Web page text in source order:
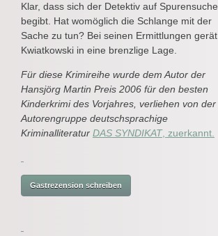
Klar, dass sich der Detektiv auf Spurensuche
begibt. Hat womöglich die Schlange mit der
Sache zu tun? Bei seinen Ermittlungen gerät
Kwiatkowski in eine brenzlige Lage.
Für diese Krimireihe wurde dem Autor der
Hansjörg Martin Preis 2006 für den besten
Kinderkrimi des Vorjahres, verliehen von der
Autorengruppe deutschsprachige
Kriminalliteratur DAS SYNDIKAT, zuerkannt.